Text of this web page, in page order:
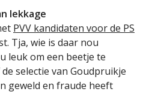
lekkage
PVV kandidaten voor de PS
Tja, wie is daar nou
leuk om een beetje te
selectie van Goudpruikje
geweld en fraude heeft